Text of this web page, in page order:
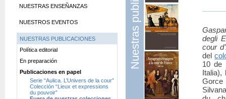
degli
cour
del
10 de
Italia),
NUESTRAS ENSEÑANZAS
NUESTROS EVENTOS
NUESTRAS PUBLICACIONES
Política editorial
En preparación
Publicaciones en papel
Serie “Aulica. L’Univers de la cour”
Colección “Lieux et expressions
du pouvoir”